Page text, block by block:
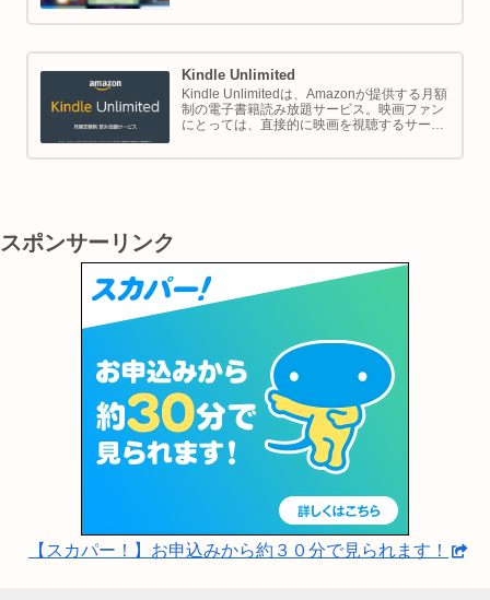
実、さらには限定割引までをカバーし、日常
Kindle Unlimited
Kindle Unlimitedは、Amazonが提供する月額
制の電子書籍読み放題サービス。映画ファン
にとっては、直接的に映画を視聴するサービ
理解し、楽しむための間接的なツールとして
スポンサーリンク
【スカパー！】お申込みから約３０分で見られます！